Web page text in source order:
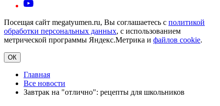
Посещая сайт megatyumen.ru, Вы соглашаетесь с политикой
обработки персональных данных, с использованием
метрической программы Яндекс.Метрика и файлов cookie.
ОК
Главная
Все новости
Завтрак на "отлично": рецепты для школьников